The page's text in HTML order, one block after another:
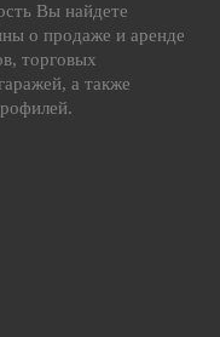
Вы найдете
о продаже и аренде
торговых
а также